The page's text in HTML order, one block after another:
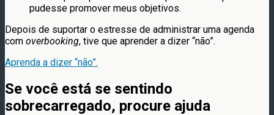
pudesse promover meus objetivos.
Depois de suportar o estresse de administrar uma agenda
com overbooking, tive que aprender a dizer “não”.
Aprenda a dizer “não”.
Se você está se sentindo
sobrecarregado, procure ajuda